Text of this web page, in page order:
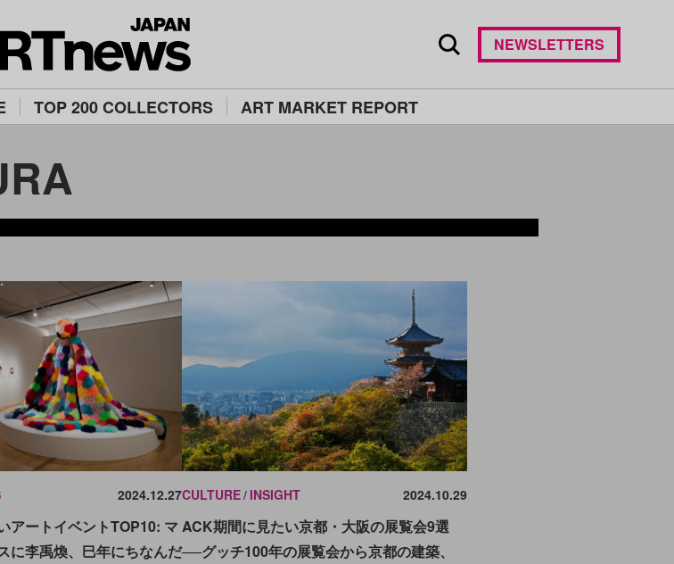
TOP 200 COLLECTORS ART MARKET REPORT
NEWSLETTERS
2024.12.27
アートイベントTOP10: マ
に李禹煥、巳年にちなんだ
CULTURE INSIGHT 2024.10.29
ACK期間に見たい京都・大阪の展覧会9選
──グッチ100年の展覧会から京都の建築、